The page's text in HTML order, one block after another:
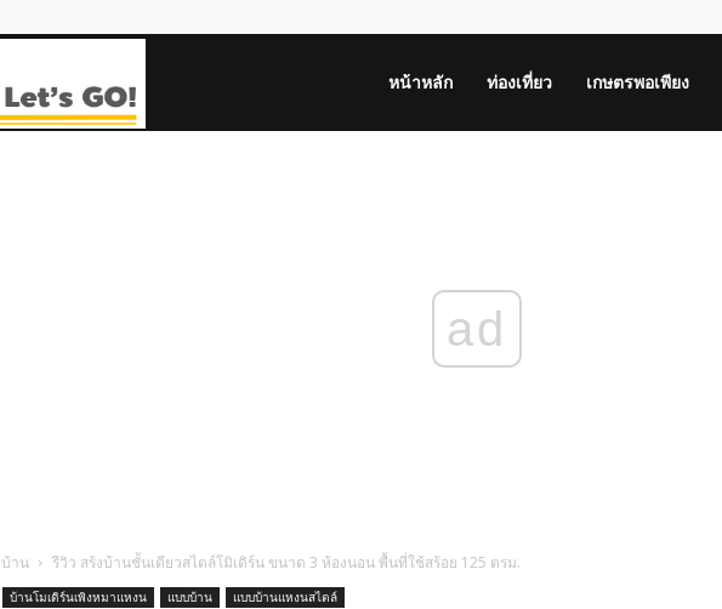
หน้าหลัก ท่องเที่ยว เกษตรพอเพียง
ad
บ้าน รีวิว สร้งบ้านชั้นเดียวสไตล์โมิเดิร์น ขนาด 3 ห้องนอน พื้นที่ใช้สร้อย 125 ตรม.
บ้านโมเดิร์นเพิงหมาแหงน แบบบ้าน แบบบ้านแหงนสไตล์